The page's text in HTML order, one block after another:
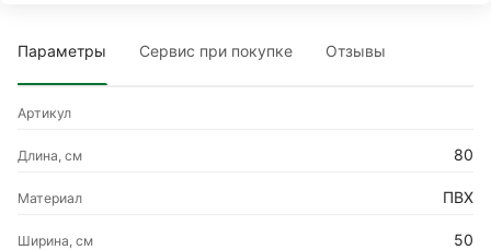
Параметры Сервис при покупке Отзывы
Артикул
Длина, см 80
Материал ПВХ
Ширина, см 50